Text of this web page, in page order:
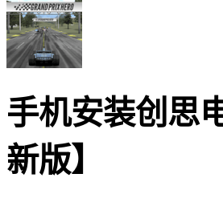
手机安装创思
新版】